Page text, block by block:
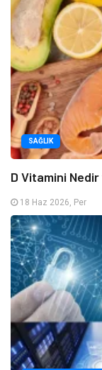
SAĞLIK
D Vitamini
18 Haz 2026, Per